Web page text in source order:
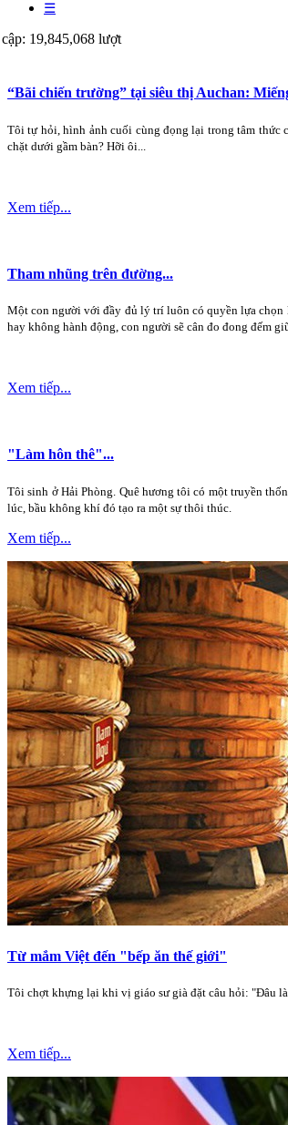
☰
19,845,068 lượt
“Bãi chiến trường” tại siêu thị Auchan:
Tôi tự hỏi, hình ảnh cuối cùng đọng lại trong tâm thức
chặt dưới gầm bàn? Hỡi ôi...
Xem tiếp...
Tham nhũng trên đường...
Một con người với đầy đủ lý trí luôn có quyền lựa chọn
hay không hành động, con người sẽ cân đo đong đếm
Xem tiếp...
"Làm hôn thê"...
Tôi sinh ở Hải Phòng. Quê hương tôi có một truyền
lúc, bầu không khí đó tạo ra một sự thôi thúc.
Xem tiếp...
Từ mắm Việt đến "bếp ăn thế giới"
Tôi chợt khựng lại khi vị giáo sư già đặt câu hỏi: "Đâu
Xem tiếp...